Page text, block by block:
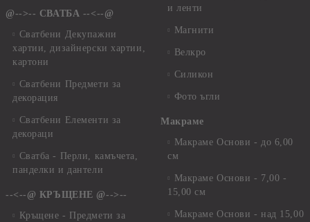
@-->-- СВАТБА --<--@
Сватбени Декупажни
хартии, дизайнерски хартии,
картони
Сватбени Предмети за
декорация
Сватбени Елементи за
декораци
Сватба - Перли, камъчета,
панделки и дантели
--<--@ КРЪЩЕНЕ @-->--
Кръщене - Предмети за
и ленти
Магнити
Велкро
Силикон
Фото ъгли
Макраме
Макраме Основи - до 6,00
см
Макраме Основи - 7,00 -
15,00 см
Макраме Основи - над 15,00